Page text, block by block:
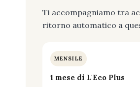
Ti accompagniamo tra
ritorno automatico a
MENSILE
1 mese di L'Eco Plus